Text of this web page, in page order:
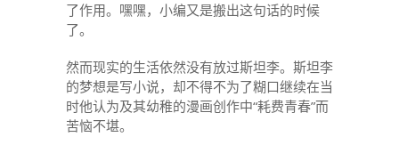
了作用。嘿嘿，小编又是搬出这句话的时候
了。
然而现实的生活依然没有放过斯坦李。斯坦李
的梦想是写小说，却不得不为了糊口继续在当
时他认为及其幼稚的漫画创作中“耗费青春”而
苦恼不堪。